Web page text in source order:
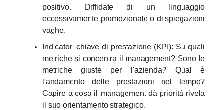
positivo. Diffidate di un linguaggio
eccessivamente promozionale o di spiegazioni
vaghe.
Indicatori chiave di prestazione (KPI): Su quali
metriche si concentra il management? Sono le
metriche giuste per l'azienda? Qual è
l'andamento delle prestazioni nel tempo?
Capire a cosa il management dà priorità rivela
il suo orientamento strategico.